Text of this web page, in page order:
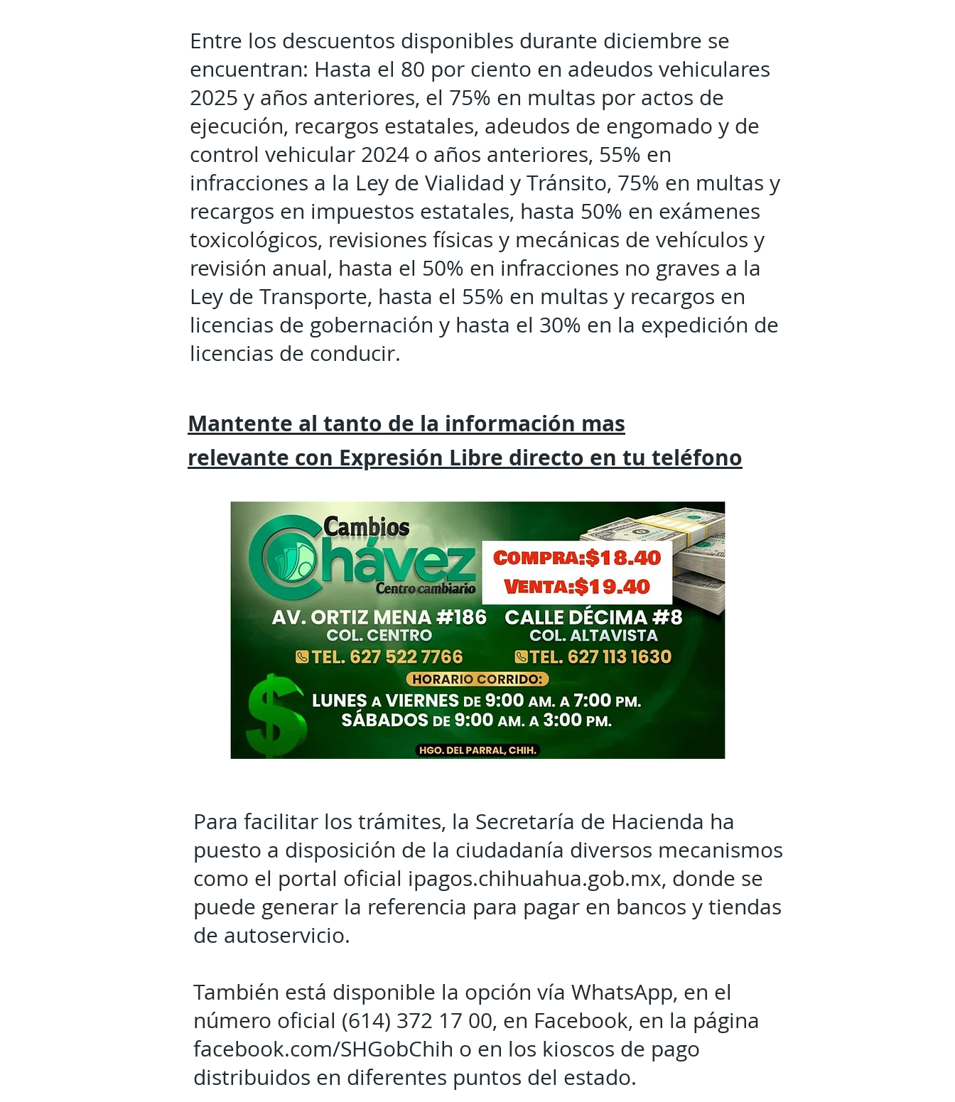
Entre los descuentos disponibles durante diciembre se
encuentran: Hasta el 80 por ciento en adeudos vehiculares
2025 y años anteriores, el 75% en multas por actos de
ejecución, recargos estatales, adeudos de engomado y de
control vehicular 2024 o años anteriores, 55% en
infracciones a la Ley de Vialidad y Tránsito, 75% en multas y
recargos en impuestos estatales, hasta 50% en exámenes
toxicológicos, revisiones físicas y mecánicas de vehículos y
revisión anual, hasta el 50% en infracciones no graves a la
Ley de Transporte, hasta el 55% en multas y recargos en
licencias de gobernación y hasta el 30% en la expedición de
licencias de conducir.
Mantente al tanto de la información mas
relevante con Expresión Libre directo en tu teléfono
Para facilitar los trámites, la Secretaría de Hacienda ha
puesto a disposición de la ciudadanía diversos mecanismos
como el portal oficial ipagos.chihuahua.gob.mx, donde se
puede generar la referencia para pagar en bancos y tiendas
de autoservicio.
También está disponible la opción vía WhatsApp, en el
número oficial (614) 372 17 00, en Facebook, en la página
facebook.com/SHGobChih o en los kioscos de pago
distribuidos en diferentes puntos del estado.